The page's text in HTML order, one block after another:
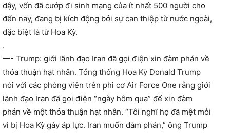
dậy, vốn đã cướp đi sinh mạng của ít nhất 500 người cho
đến nay, đang bị kích động bởi sự can thiệp từ nước ngoài,
đặc biệt là từ Hoa Kỳ.
.
—- Trump: giới lãnh đạo Iran đã gọi điện xin đàm phán về
thỏa thuận hạt nhân. Tổng thống Hoa Kỳ Donald Trump
nói với các phóng viên trên phi cơ Air Force One rằng giới
lãnh đạo Iran đã gọi điện “ngày hôm qua” để xin đàm
phán về một thỏa thuận hạt nhân. “Tôi nghĩ họ đã mệt mỏi
vì bị Hoa Kỳ gây áp lực. Iran muốn đàm phán,” ông Trump